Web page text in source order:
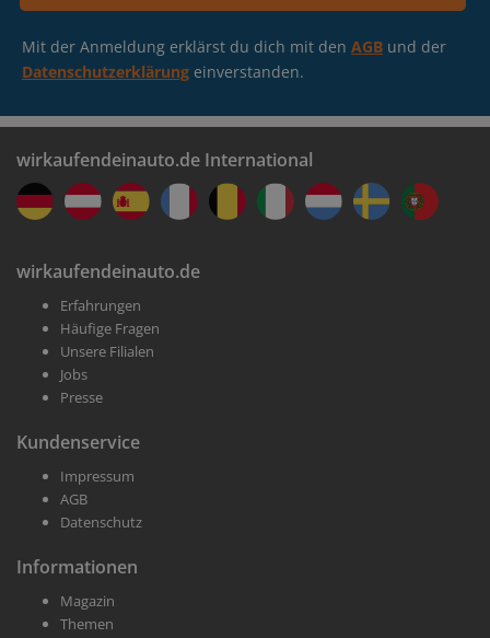
Mit der Anmeldung erklärst du dich mit den AGB und der
Datenschutzerklärung einverstanden.
wirkaufendeinauto.de International
wirkaufendeinauto.de
Erfahrungen
Häufige Fragen
Unsere Filialen
Jobs
Presse
Kundenservice
Impressum
AGB
Datenschutz
Informationen
Magazin
Themen